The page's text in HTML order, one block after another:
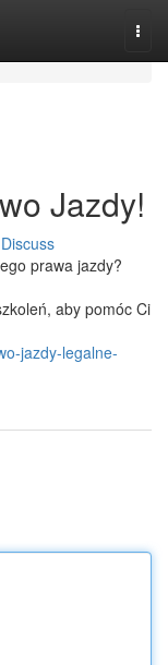
Jazdy!
Discuss
prawa jazdy?
aby pomóc Ci
jazdy-legalne-